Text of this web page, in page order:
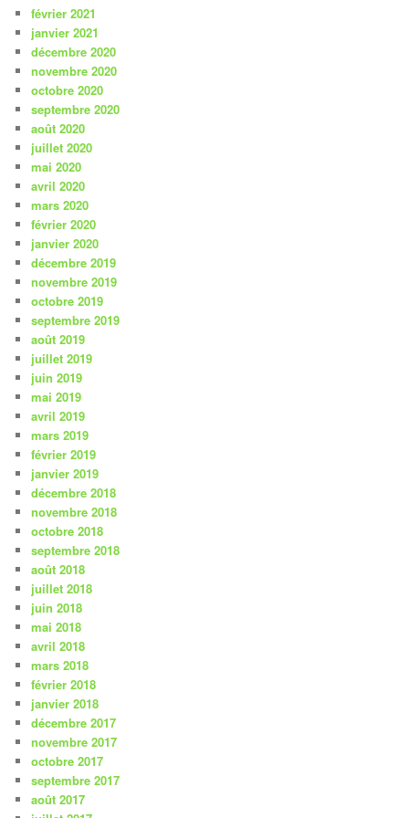
février 2021
janvier 2021
décembre 2020
novembre 2020
octobre 2020
septembre 2020
août 2020
juillet 2020
mai 2020
avril 2020
mars 2020
février 2020
janvier 2020
décembre 2019
novembre 2019
octobre 2019
septembre 2019
août 2019
juillet 2019
juin 2019
mai 2019
avril 2019
mars 2019
février 2019
janvier 2019
décembre 2018
novembre 2018
octobre 2018
septembre 2018
août 2018
juillet 2018
juin 2018
mai 2018
avril 2018
mars 2018
février 2018
janvier 2018
décembre 2017
novembre 2017
octobre 2017
septembre 2017
août 2017